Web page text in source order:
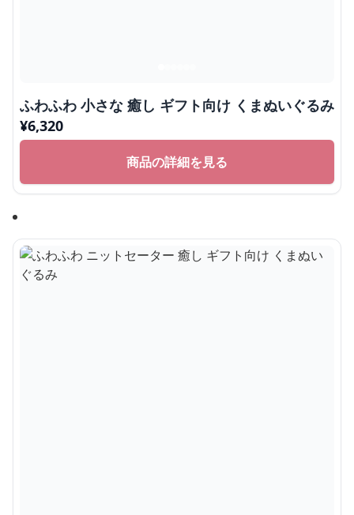
ふわふわ 小さな 癒し ギフト向け くまぬいぐるみ
¥6,320
商品の詳細を見る